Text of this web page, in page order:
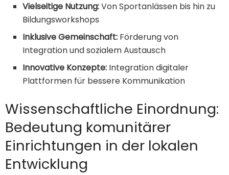
Vielseitige Nutzung:Von Sportanlässen bis hin zu
Bildungsworkshops
Inklusive Gemeinschaft: Förderung von
Integration und sozialem Austausch
Innovative Konzepte: Integration digitaler
Plattformen für bessere Kommunikation
Wissenschaftliche Einordnung:
Bedeutung komunitärer
Einrichtungen in der lokalen
Entwicklung